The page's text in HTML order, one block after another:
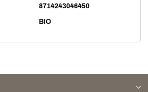
8714243046450
BIO